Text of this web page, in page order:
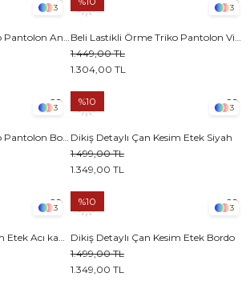
3
Beli Lastikli Örme Triko Pantolon Antrasit
3
Beli Lastikli Örme Triko Pantolon Vizon
1.304,00 TL
1.449,00 TL
3
Beli Lastikli Örme Triko Pantolon Bordo
3
Dikiş Detaylı Çan Kesim Etek Siyah
1.349,00 TL
1.499,00 TL
%10
3
Dikiş Detaylı Çan Kesim Etek Acı kahve
3
Dikiş Detaylı Çan Kesim Etek Bordo
1.349,00 TL
1.499,00 TL
%10